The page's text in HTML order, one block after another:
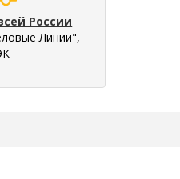
России
Линии",